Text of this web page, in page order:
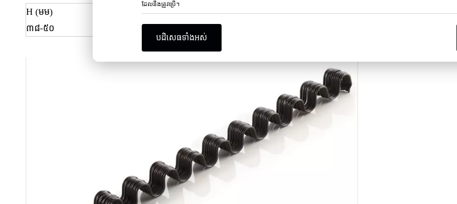
H (មម) WD (មម)
លីត្រ (មម)
៣៨-៥០
ដែលនឹងត្រូវប្រើ។
បដិសេធទាំងអស់